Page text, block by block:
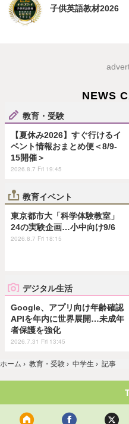
子供英語教材2026
NEWS
教育・受験
【夏休み2026】すぐ行けるイ
ベント情報おまとめ便＜8/9-
15開催＞
2026.8.7 Fri 19:45
教育イベント
東京都市大「科学体験教室」
24の実験企画…小中向け9/6
2026.8.7 Fri 18:15
デジタル生活
Google、アプリ向け年齢確認
APIを年内に世界展開…未成年
者保護を強化
2026.7.31 Fri 13:45
ホーム › 教育・受験 › 中学生 › 記事